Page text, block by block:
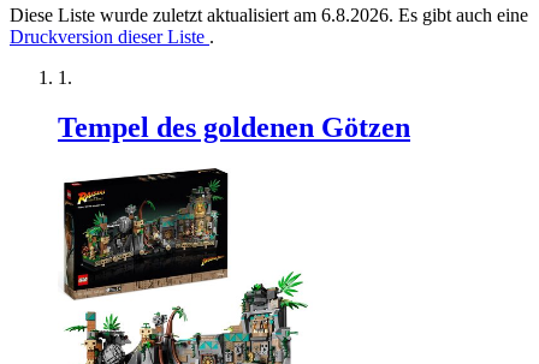
Diese Liste wurde zuletzt aktualisiert am 6.8.2026. Es gibt auch eine
Druckversion dieser Liste .
Tempel des goldenen Götzen